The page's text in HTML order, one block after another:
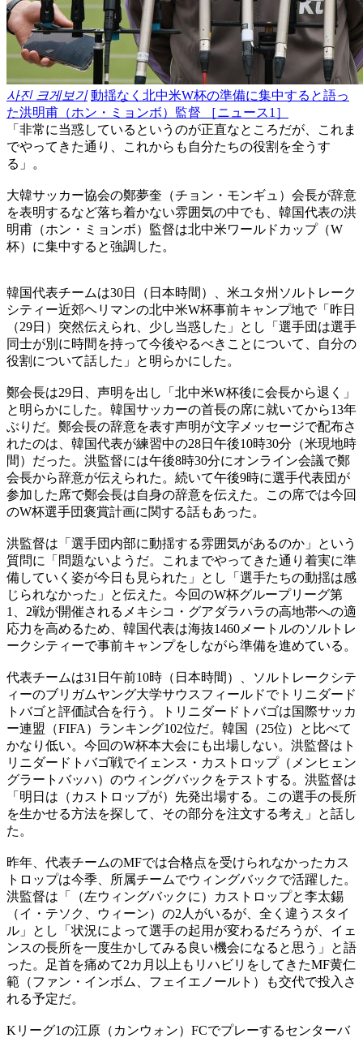
사진 크게보기 動揺なく北中米W杯の準備に集中すると語っ
た洪明甫（ホン・ミョンボ）監督 ［ニュース1］
「非常に当惑しているというのが正直なところだが、これま
でやってきた通り、これからも自分たちの役割を全うす
る」。
大韓サッカー協会の鄭夢奎（チョン・モンギュ）会長が辞意
を表明するなど落ち着かない雰囲気の中でも、韓国代表の洪
明甫（ホン・ミョンボ）監督は北中米ワールドカップ（W
杯）に集中すると強調した。
韓国代表チームは30日（日本時間）、米ユタ州ソルトレーク
シティー近郊ヘリマンの北中米W杯事前キャンプ地で「昨日
（29日）突然伝えられ、少し当惑した」とし「選手団は選手
同士が別に時間を持って今後やるべきことについて、自分の
役割について話した」と明らかにした。
鄭会長は29日、声明を出し「北中米W杯後に会長から退く」
と明らかにした。韓国サッカーの首長の席に就いてから13年
ぶりだ。鄭会長の辞意を表す声明が文字メッセージで配布さ
れたのは、韓国代表が練習中の28日午後10時30分（米現地時
間）だった。洪監督には午後8時30分にオンライン会議で鄭
会長から辞意が伝えられた。続いて午後9時に選手代表団が
参加した席で鄭会長は自身の辞意を伝えた。この席では今回
のW杯選手団褒賞計画に関する話もあった。
洪監督は「選手団内部に動揺する雰囲気があるのか」という
質問に「問題ないようだ。これまでやってきた通り着実に準
備していく姿が今日も見られた」とし「選手たちの動揺は感
じられなかった」と伝えた。今回のW杯グループリーグ第
1、2戦が開催されるメキシコ・グアダラハラの高地帯への適
応力を高めるため、韓国代表は海抜1460メートルのソルトレ
ークシティーで事前キャンプをしながら準備を進めている。
代表チームは31日午前10時（日本時間）、ソルトレークシテ
ィーのブリガムヤング大学サウスフィールドでトリニダード
トバゴと評価試合を行う。トリニダードトバゴは国際サッカ
ー連盟（FIFA）ランキング102位だ。韓国（25位）と比べて
かなり低い。今回のW杯本大会にも出場しない。洪監督はト
リニダードトバゴ戦でイェンス・カストロップ（メンヒェン
グラートバッハ）のウィングバックをテストする。洪監督は
「明日は（カストロップが）先発出場する。この選手の長所
を生かせる方法を探して、その部分を注文する考え」と話し
た。
昨年、代表チームのMFでは合格点を受けられなかったカス
トロップは今季、所属チームでウィングバックで活躍した。
洪監督は「（左ウィングバックに）カストロップと李太錫
（イ・テソク、ウィーン）の2人がいるが、全く違うスタイ
ル」とし「状況によって選手の起用が変わるだろうが、イェ
ンスの長所を一度生かしてみる良い機会になると思う」と語
った。足首を痛めて2カ月以上もリハビリをしてきたMF黄仁
範（ファン・インボム、フェイエノールト）も交代で投入さ
れる予定だ。
Kリーグ1の江原（カンウォン）FCでプレーするセンターバ